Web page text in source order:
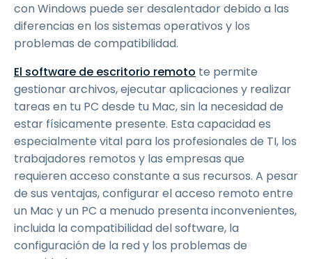
con Windows puede ser desalentador debido a las
diferencias en los sistemas operativos y los
problemas de compatibilidad.
El software de escritorio remoto te permite
gestionar archivos, ejecutar aplicaciones y realizar
tareas en tu PC desde tu Mac, sin la necesidad de
estar físicamente presente. Esta capacidad es
especialmente vital para los profesionales de TI, los
trabajadores remotos y las empresas que
requieren acceso constante a sus recursos. A pesar
de sus ventajas, configurar el acceso remoto entre
un Mac y un PC a menudo presenta inconvenientes,
incluida la compatibilidad del software, la
configuración de la red y los problemas de